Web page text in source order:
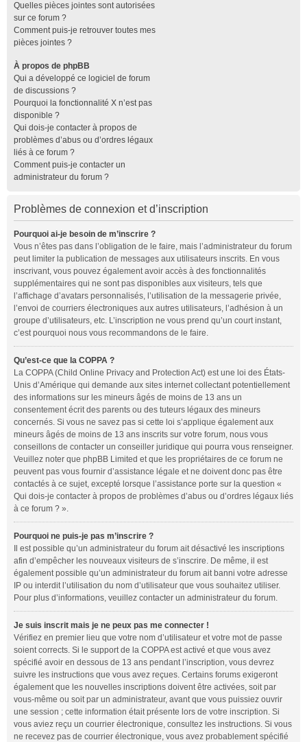
Quelles pièces jointes sont autorisées
sur ce forum ?
Comment puis-je retrouver toutes mes
pièces jointes ?
À propos de phpBB
Qui a développé ce logiciel de forum
de discussions ?
Pourquoi la fonctionnalité X n’est pas
disponible ?
Qui dois-je contacter à propos de
problèmes d’abus ou d’ordres légaux
liés à ce forum ?
Comment puis-je contacter un
administrateur du forum ?
Problèmes de connexion et d’inscription
Pourquoi ai-je besoin de m’inscrire ?
Vous n’êtes pas dans l’obligation de le faire, mais l’administrateur du forum
peut limiter la publication de messages aux utilisateurs inscrits. En vous
inscrivant, vous pouvez également avoir accès à des fonctionnalités
supplémentaires qui ne sont pas disponibles aux visiteurs, tels que
l’affichage d’avatars personnalisés, l’utilisation de la messagerie privée,
l’envoi de courriers électroniques aux autres utilisateurs, l’adhésion à un
groupe d’utilisateurs, etc. L’inscription ne vous prend qu’un court instant,
c’est pourquoi nous vous recommandons de le faire.
Qu’est-ce que la COPPA ?
La COPPA (Child Online Privacy and Protection Act) est une loi des États-
Unis d’Amérique qui demande aux sites internet collectant potentiellement
des informations sur les mineurs âgés de moins de 13 ans un
consentement écrit des parents ou des tuteurs légaux des mineurs
concernés. Si vous ne savez pas si cette loi s’applique également aux
mineurs âgés de moins de 13 ans inscrits sur votre forum, nous vous
conseillons de contacter un conseiller juridique qui pourra vous renseigner.
Veuillez noter que phpBB Limited et que les propriétaires de ce forum ne
peuvent pas vous fournir d’assistance légale et ne doivent donc pas être
contactés à ce sujet, excepté lorsque l’assistance porte sur la question «
Qui dois-je contacter à propos de problèmes d’abus ou d’ordres légaux liés
à ce forum ? ».
Pourquoi ne puis-je pas m’inscrire ?
Il est possible qu’un administrateur du forum ait désactivé les inscriptions
afin d’empêcher les nouveaux visiteurs de s’inscrire. De même, il est
également possible qu’un administrateur du forum ait banni votre adresse
IP ou interdit l’utilisation du nom d’utilisateur que vous souhaitez utiliser.
Pour plus d’informations, veuillez contacter un administrateur du forum.
Je suis inscrit mais je ne peux pas me connecter !
Vérifiez en premier lieu que votre nom d’utilisateur et votre mot de passe
soient corrects. Si le support de la COPPA est activé et que vous avez
spécifié avoir en dessous de 13 ans pendant l’inscription, vous devrez
suivre les instructions que vous avez reçues. Certains forums exigeront
également que les nouvelles inscriptions doivent être activées, soit par
vous-même ou soit par un administrateur, avant que vous puissiez ouvrir
une session ; cette information était présente lors de votre inscription. Si
vous aviez reçu un courrier électronique, consultez les instructions. Si vous
ne recevez pas de courrier électronique, vous avez probablement spécifié